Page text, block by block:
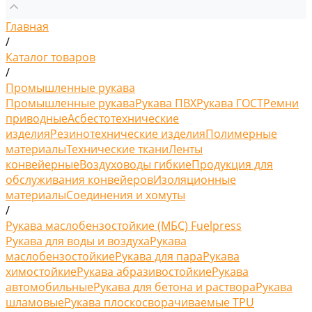
Главная
/
Каталог товаров
/
Промышленные рукава
Промышленные рукаваРукава ПВХРукава ГОСТРемни
приводныеАсбестотехнические
изделияРезинотехнические изделияПолимерные
материалыТехнические тканиЛенты
конвейерныеВоздуховоды гибкиеПродукция для
обслуживания конвейеровИзоляционные
материалыСоединения и хомуты
/
Рукава маслобензостойкие (МБС) Fuelpress
Рукава для воды и воздухаРукава
маслобензостойкиеРукава для параРукава
химостойкиеРукава абразивостойкиеРукава
автомобильныеРукава для бетона и раствораРукава
шламовыеРукава плоскосворачиваемые TPU